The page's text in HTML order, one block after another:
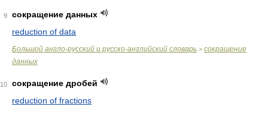
9
сокращение данных
reduction of data
Большой англо-русский и русско-английский словарь > сокращение
данных
10
сокращение дробей
reduction of fractions